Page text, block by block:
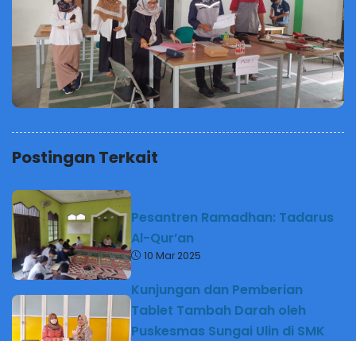
Postingan Terkait
Pesantren Ramadhan: Tadarus
Al-Qur’an
10 Mar 2025
Kunjungan dan Pemberian
Tablet Tambah Darah oleh
Puskesmas Sungai Ulin di SMK